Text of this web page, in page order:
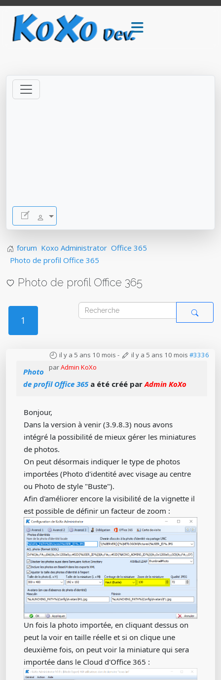
forum Koxo Administrator Office 365
Photo de profil Office 365
Photo de profil Office 365
1
il y a 5 ans 10 mois - il y a 5 ans 10 mois #3336
parAdmin KoXo
Photo
de profil Office 365a été créé parAdmin KoXo
Bonjour,
Dans la version à venir (3.9.8.3) nous avons
intégré la possibilité de mieux gérer les miniatures
de photos.
On peut désormais indiquer le type de photos
importées (Photo d'identité avec visage au centre
ou Photo de style "Buste").
Afin d'améliorer encore la visibilité de la vignette il
est possible de définir un facteur de zoom :
Un fois la photo importée, en cliquant dessus on
peut la voir en taille réelle et si on clique une
deuxième fois, on peut voir la miniature qui sera
importée dans le Cloud d'Office 365 :